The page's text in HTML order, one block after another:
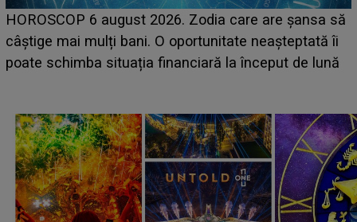
Zodia care are șansa să
oportunitate neașteptată îi
la început de lună
LINE-UP UNTOLD
scena principală a
suedeză a ajuns deja